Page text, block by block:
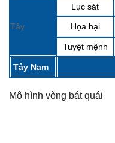
Tây
Lục sát
Họa hại
Tuyệt mệnh
Tây Nam
Mô hình vòng bát quái